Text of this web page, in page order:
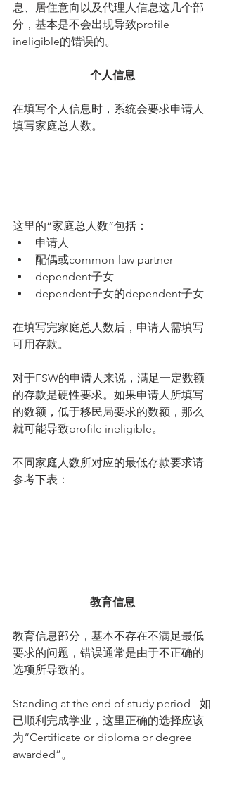
息、居住意向以及代理人信息这几个部
分，基本是不会出现导致profile
ineligible的错误的。
个人信息
在填写个人信息时，系统会要求申请人
填写家庭总人数。
这里的“家庭总人数”包括：
申请人
配偶或common-law partner
dependent子女
dependent子女的dependent子女
在填写完家庭总人数后，申请人需填写
可用存款。
对于FSW的申请人来说，满足一定数额
的存款是硬性要求。如果申请人所填写
的数额，低于移民局要求的数额，那么
就可能导致profile ineligible。
不同家庭人数所对应的最低存款要求请
参考下表：
教育信息
教育信息部分，基本不存在不满足最低
要求的问题，错误通常是由于不正确的
选项所导致的。
Standing at the end of study period - 如
已顺利完成学业，这里正确的选择应该
为“Certificate or diploma or degree
awarded”。